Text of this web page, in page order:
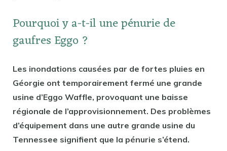
Pourquoi y a-t-il une pénurie de
gaufres Eggo ?
Les inondations causées par de fortes pluies en
Géorgie ont temporairement fermé une grande
usine d’Eggo Waffle, provoquant une baisse
régionale de l’approvisionnement. Des problèmes
d’équipement dans une autre grande usine du
Tennessee signifient que la pénurie s’étend.